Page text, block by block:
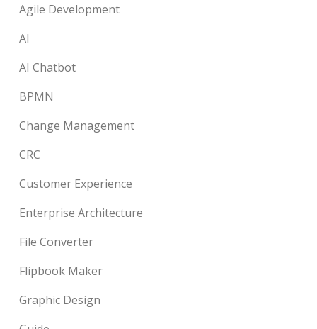
Agile Development
AI
AI Chatbot
BPMN
Change Management
CRC
Customer Experience
Enterprise Architecture
File Converter
Flipbook Maker
Graphic Design